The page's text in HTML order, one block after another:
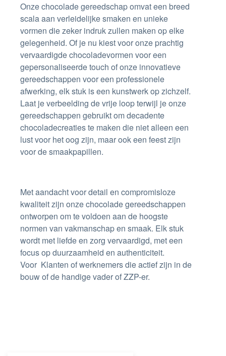
Onze chocolade gereedschap omvat een breed
scala aan verleidelijke smaken en unieke
vormen die zeker indruk zullen maken op elke
gelegenheid. Of je nu kiest voor onze prachtig
vervaardigde chocoladevormen voor een
gepersonaliseerde touch of onze innovatieve
gereedschappen voor een professionele
afwerking, elk stuk is een kunstwerk op zichzelf.
Laat je verbeelding de vrije loop terwijl je onze
gereedschappen gebruikt om decadente
chocoladecreaties te maken die niet alleen een
lust voor het oog zijn, maar ook een feest zijn
voor de smaakpapillen.
Met aandacht voor detail en compromisloze
kwaliteit zijn onze chocolade gereedschappen
ontworpen om te voldoen aan de hoogste
normen van vakmanschap en smaak. Elk stuk
wordt met liefde en zorg vervaardigd, met een
focus op duurzaamheid en authenticiteit.
Voor Klanten of werknemers die actief zijn in de
bouw of de handige vader of ZZP-er.